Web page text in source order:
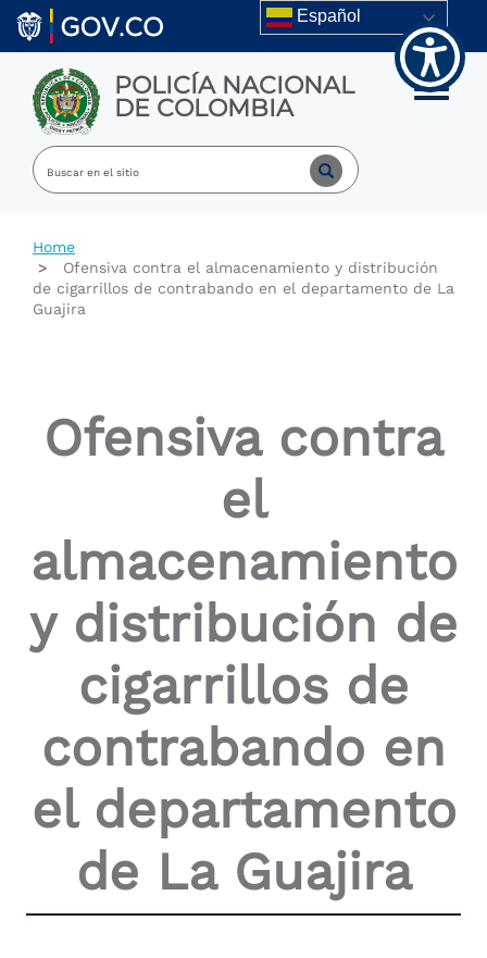
Welcome
All
Accessibility
screen
reader.
Accessibility
screen
reader
navigate
content.
Skip to main content Español
POLICÍA NACIONAL
DE COLOMBIA Toggle
Home
Ofensiva contra el almacenamiento y distribución
de cigarrillos de contrabando en el departamento de La
Guajira
Ofensiva contra
el
almacenamiento
y distribución de
cigarrillos de
contrabando en
el departamento
de La Guajira